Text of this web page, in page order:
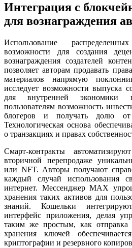
Интеграция с
для вознаграждения
Использование
возможности для создания
вознаграждения создателей
позволяет авторам продавать
материалов напрямую
исследует возможности выпуска
для внутренней экономики
пользователям возможность
блогеров и получать долю
Технологическая основа
о транзакциях и правах
Смарт-контракты
вторичной перепродаже
или NFT. Авторы получают
каждый случай использования
интернет. Мессенджер MAX
хранения таких активов для
знаний. Кошельки
интерфейс приложения, делая
таким же простым, как отправка
хранения ключей
криптографии и резервного